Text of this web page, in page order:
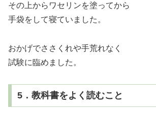
その上からワセリンを塗ってから
手袋をして寝ていました。
おかげでささくれや手荒れなく
試験に臨めました。
5．教科書をよく読むこと